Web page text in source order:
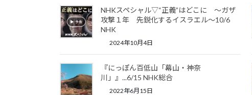
NHKスペシャル▽“正義”はどこに ～ガザ
攻撃１年 先鋭化するイスラエル～10/6
NHK
2024年10月4日
『にっぽん百低山「幕山・神奈
川」』...6/15 NHK総合
2022年6月15日